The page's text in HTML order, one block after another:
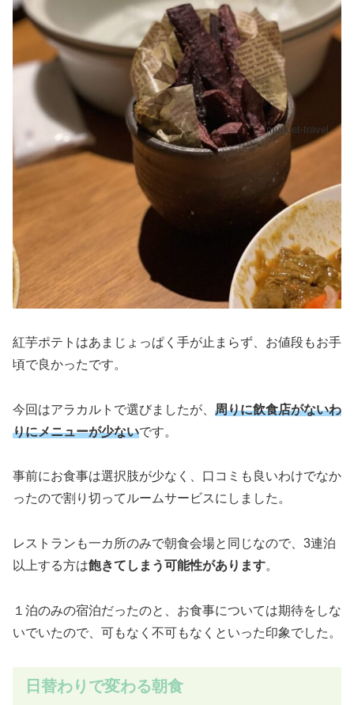
muguet-travel
紅芋ポテトはあまじょっぱく手が止まらず、お値段もお手
頃で良かったです。
今回はアラカルトで選びましたが、 周りに飲食店がないわ
りにメニューが少ないです。
事前にお食事は選択肢が少なく、口コミも良いわけでなか
ったので割り切ってルームサービスにしました。
レストランも一カ所のみで朝食会場と同じなので、3連泊
以上する方は飽きてしまう可能性があります。
１泊のみの宿泊だったのと、お食事については期待をしな
いでいたので、可もなく不可もなくといった印象でした。
日替わりで変わる朝食